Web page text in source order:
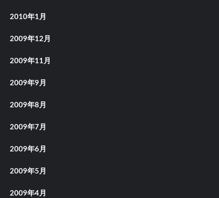
2010年1月
2009年12月
2009年11月
2009年9月
2009年8月
2009年7月
2009年6月
2009年5月
2009年4月